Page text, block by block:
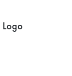
Logo